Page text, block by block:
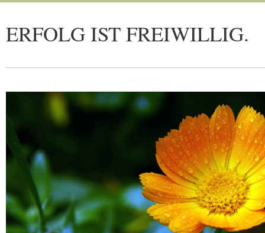
ERFOLG IST FREIWILLIG.